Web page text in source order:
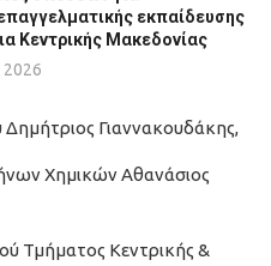
εκπαίδευσης
Κεντρικής Μακεδονίας
2026
Δημήτριος Γιαννακουδάκης,
Χημικών Αθανάσιος
Τμήματος Κεντρικής &